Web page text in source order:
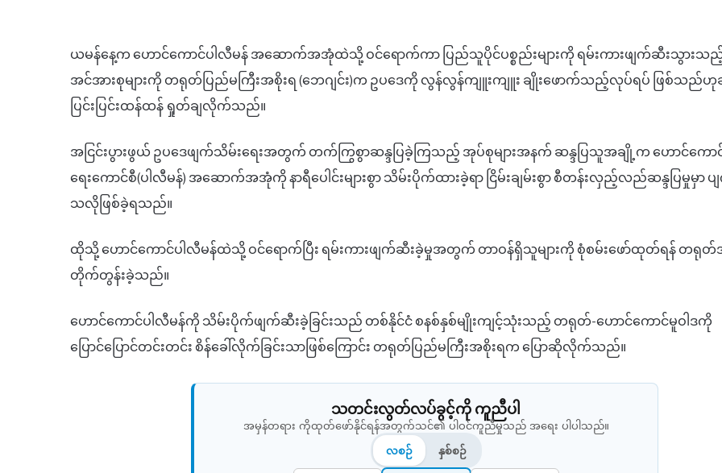
ယမန်နေ့က ဟောင်ကောင်ပါလီမန် အဆောက်အအုံထဲသို့ ဝင်ရောက်ကာ ပြည်သူပိုင်ပစ္စည်းများကို ရမ်းကားဖျက်ဆီးသွားသည့်
အင်အားစုများကို တရုတ်ပြည်မကြီးအစိုးရ (ဘေဂျင်း)က ဥပဒေကို လွန်လွန်ကျူးကျူး ချိုးဖောက်သည့်လုပ်ရပ် ဖြစ်သည်
ပြင်းပြင်းထန်ထန် ရှုတ်ချလိုက်သည်။
အငြင်းပွားဖွယ် ဥပဒေဖျက်သိမ်းရေးအတွက် တက်ကြွစွာဆန္ဒပြခဲ့ကြသည့် အုပ်စုများအနက် ဆန္ဒပြသူအချို့က ဟောင်ကောင်
ရေးကောင်စီ(ပါလီမန်) အဆောက်အအုံကို နာရီပေါင်းများစွာ သိမ်းပိုက်ထားခဲ့ရာ ငြိမ်းချမ်းစွာ စီတန်းလှည့်လည်ဆန္ဒပြမှုမှာ ပ
သလိုဖြစ်ခဲ့ရသည်။
ထိုသို့ ဟောင်ကောင်ပါလီမန်ထဲသို့ ဝင်ရောက်ပြီး ရမ်းကားဖျက်ဆီးခဲ့မှုအတွက် တာဝန်ရှိသူများကို စုံစမ်းဖော်ထုတ်ရန် တရု
တိုက်တွန်းခဲ့သည်။
ဟောင်ကောင်ပါလီမန်ကို သိမ်းပိုက်ဖျက်ဆီးခဲ့ခြင်းသည် တစ်နိုင်ငံ စနစ်နှစ်မျိုးကျင့်သုံးသည့် တရုတ်-ဟောင်ကောင်မူဝါဒကို
ပြောင်ပြောင်တင်းတင်း စိန်ခေါ်လိုက်ခြင်းသာဖြစ်ကြောင်း တရုတ်ပြည်မကြီးအစိုးရက ပြောဆိုလိုက်သည်။
သတင်းလွတ်လပ်ခွင့်ကို ကူညီပါ
အမှန်တရား ကိုထုတ်ဖော်နိုင်ရန်အတွက်သင်၏ ပါဝင်ကူညီမှုသည် အရေး ပါပါသည်။
လစဉ်
နှစ်စဉ်